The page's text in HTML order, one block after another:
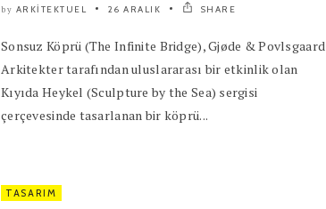
by ARKITEKTUEL 26 ARALIK SHARE
Sonsuz Köprü (The Infinite Bridge), Gjøde & Povlsgaard
Arkitekter tarafından uluslararası bir etkinlik olan
Kıyıda Heykel (Sculpture by the Sea) sergisi
çerçevesinde tasarlanan bir köprü...
TASARIM